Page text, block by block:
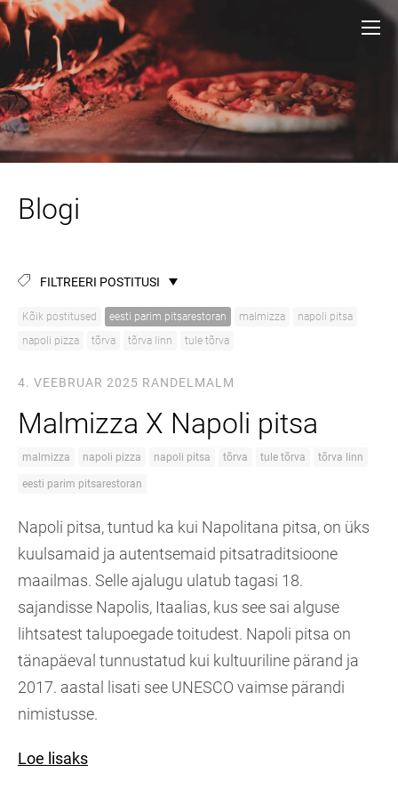
Blogi
FILTREERI POSTITUSI
Kõik postitused eesti parim pitsarestoran malmizza
napoli pitsa
napoli pizza
tõrva tõrva linn tule tõrva
4. VEEBRUAR 2025 RANDELMALM
Malmizza X Napoli pitsa
malmizza napoli pizza napoli pitsa tõrva tule tõrva tõrva linn
eesti parim pitsarestoran
Napoli pitsa, tuntud ka kui Napolitana pitsa, on üks
kuulsamaid ja autentsemaid pitsatraditsioone
maailmas. Selle ajalugu ulatub tagasi 18.
sajandisse Napolis, Itaalias, kus see sai alguse
lihtsatest talupoegade toitudest. Napoli pitsa on
tänapäeval tunnustatud kui kultuuriline pärand ja
2017. aastal lisati see UNESCO vaimse pärandi
nimistusse.
Loe lisaks